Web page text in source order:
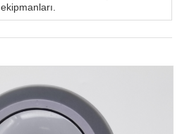
ekipmanları.